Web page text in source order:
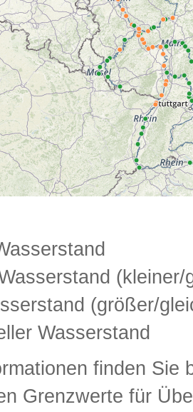
(kleiner/
(größer/
Wasserstand
finden Sie
Grenzwerte für